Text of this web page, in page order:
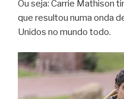
Ou seja: Carrie Mathison
que resultou numa onda
Unidos no mundo todo.